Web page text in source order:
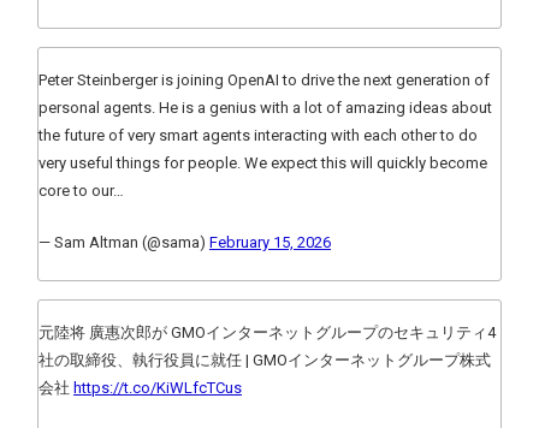
Peter Steinberger is joining OpenAI to drive the next generation of
personal agents. He is a genius with a lot of amazing ideas about
the future of very smart agents interacting with each other to do
very useful things for people. We expect this will quickly become
core to our…
— Sam Altman (@sama) February 15, 2026
元陸将 廣惠次郎が GMOインターネットグループのセキュリティ4
社の取締役、執行役員に就任 | GMOインターネットグループ株式
会社 https://t.co/KiWLfcTCus